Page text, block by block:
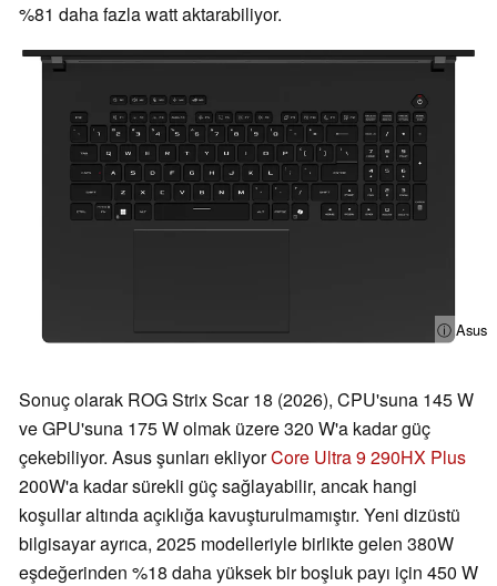
%81 daha fazla watt aktarabiliyor.
ⓘ Asus
Sonuç olarak ROG Strix Scar 18 (2026), CPU'suna 145 W
ve GPU'suna 175 W olmak üzere 320 W'a kadar güç
çekebiliyor. Asus şunları ekliyorCore Ultra 9 290HX Plus
200W'a kadar sürekli güç sağlayabilir, ancak hangi
koşullar altında açıklığa kavuşturulmamıştır. Yeni dizüstü
bilgisayar ayrıca, 2025 modelleriyle birlikte gelen 380W
eşdeğerinden %18 daha yüksek bir boşluk payı için 450 W